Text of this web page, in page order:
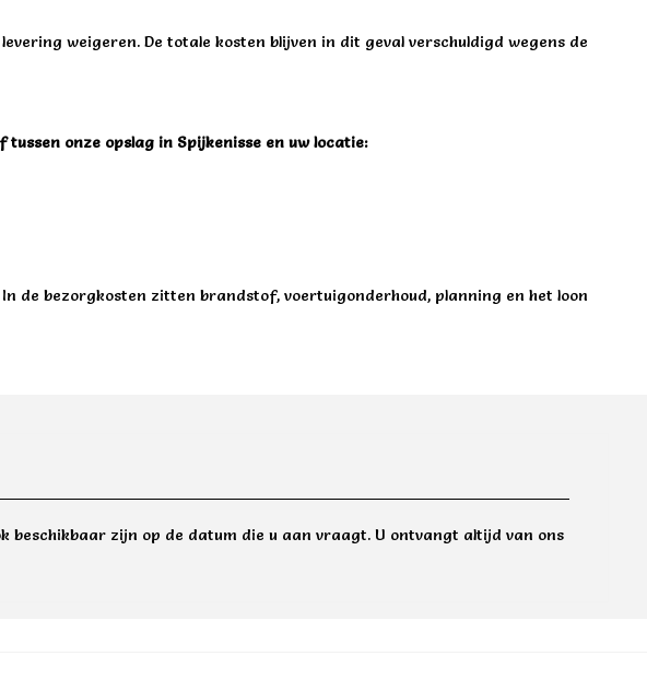
weigeren. De totale kosten blijven in dit geval verschuldigd wegens de
onze opslag in Spijkenisse en uw locatie:
de bezorgkosten zitten brandstof, voertuigonderhoud, planning en het loon
zijn op de datum die u aan vraagt. U ontvangt altijd van ons